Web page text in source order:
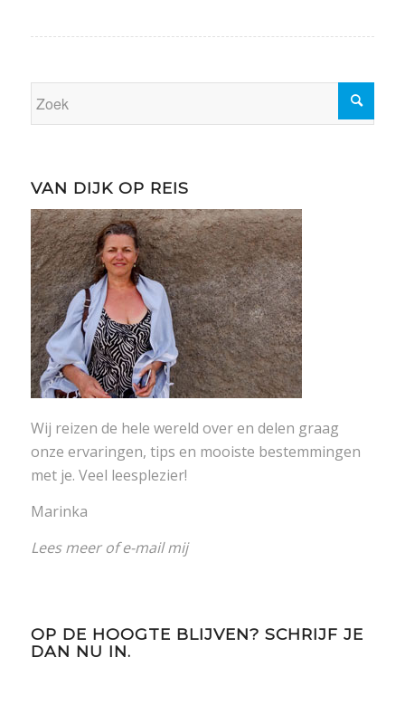
VAN DIJK OP REIS
Wij reizen de hele wereld over en delen graag
onze ervaringen, tips en mooiste bestemmingen
met je. Veel leesplezier!
Marinka
Lees meerofe-mail mij
OP DE HOOGTE BLIJVEN? SCHRIJF JE
DAN NU IN.